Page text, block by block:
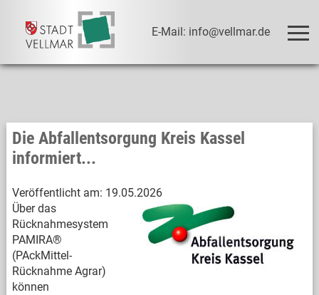
E-Mail: info@vellmar.de
Die Abfallentsorgung Kreis Kassel
informiert...
Veröffentlicht am: 19.05.2026
Über das
Rücknahmesystem
PAMIRA®
(PAckMittel-
Rücknahme Agrar)
können